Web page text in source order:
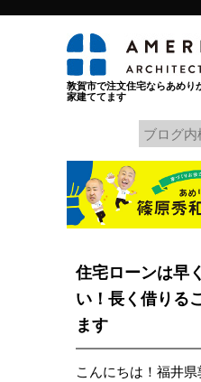
敦賀市で注文住宅ならあめり
家建ててます
住宅ローンは早
い！長く借りる
ます
こんにちは！福井